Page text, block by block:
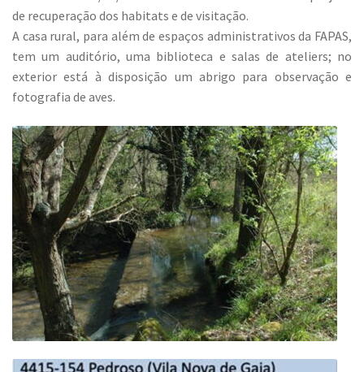
de recuperação dos habitats e de visitação.
A casa rural, para além de espaços administrativos da FAPAS,
tem um auditório, uma biblioteca e salas de ateliers; no
exterior está à disposição um abrigo para observação e
fotografia de aves.